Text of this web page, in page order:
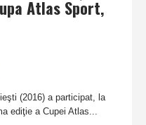
Atlas Sport,
(2016) a participat, la
ediţie a Cupei Atlas...